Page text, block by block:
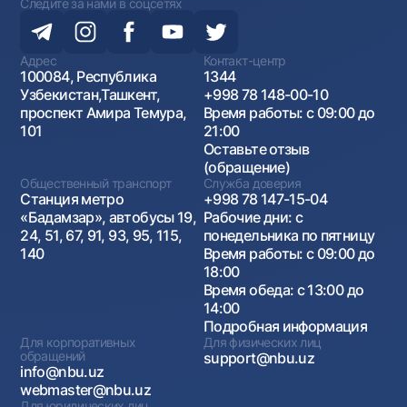
Следите за нами в соцсетях
Адрес
100084, Республика
Узбекистан,Ташкент,
проспект Амира Темура,
101
Контакт-центр
1344
+998 78 148-00-10
Время работы: с 09:00 до
21:00
Оставьте отзыв
(обращение)
Общественный транспорт
Станция метро
«Бадамзар», автобусы 19,
24, 51, 67, 91, 93, 95, 115,
140
Служба доверия
+998 78 147-15-04
Рабочие дни: с
понедельника по пятницу
Время работы: с 09:00 до
18:00
Время обеда: с 13:00 до
14:00
Подробная информация
Для корпоративных
обращений
info@nbu.uz
webmaster@nbu.uz
Для физических лиц
support@nbu.uz